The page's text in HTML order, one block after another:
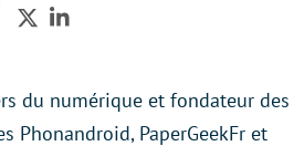
TwitterLinkedIn
du numérique et fondateur des
Phonandroid, PaperGeekFr et